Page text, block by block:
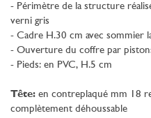
- Périmètre de la structure
verni gris
- Cadre H.30 cm avec sommier
- Ouverture du coffre par
- Pieds: en PVC, H.5 cm
Tête: en contreplaqué mm 18
complètement déhoussable